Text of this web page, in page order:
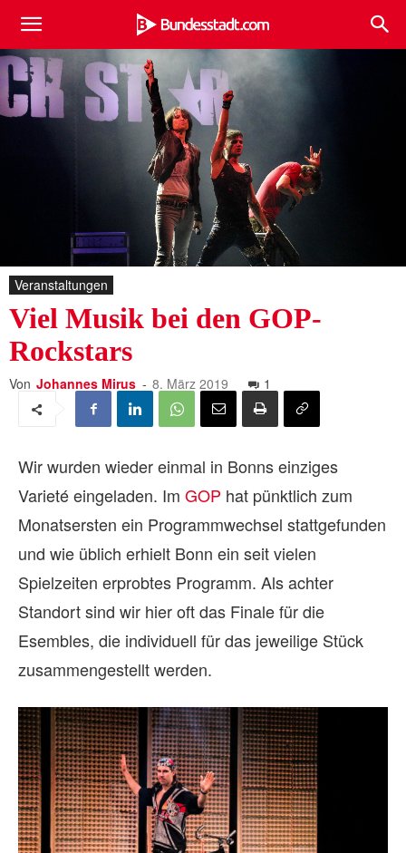
Veranstaltungen
Viel Musik bei den GOP-
Rockstars
Von Johannes Mirus - 8. März 2019 1
Wir wurden wieder einmal in Bonns einziges
Varieté eingeladen. Im GOP hat pünktlich zum
Monatsersten ein Programmwechsel stattgefunden
und wie üblich erhielt Bonn ein seit vielen
Spielzeiten erprobtes Programm. Als achter
Standort sind wir hier oft das Finale für die
Esembles, die individuell für das jeweilige Stück
zusammengestellt werden.